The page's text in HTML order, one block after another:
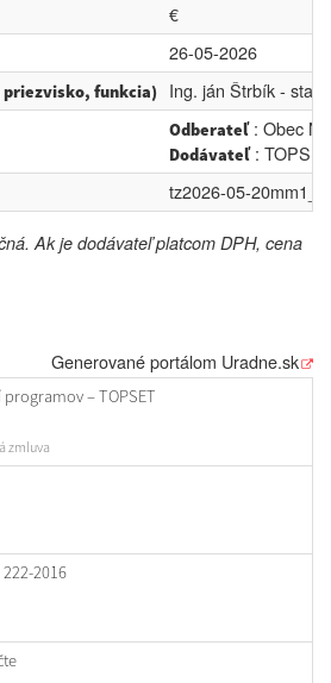
€
26-05-2026
priezvisko, funkcia) Ing. ján Štrbík -
Odberateľ: Obec
Dodávateľ:
tz2026-05-
Ak je dodávateľ platcom DPH, cena
Generované portálom Uradne.sk
– TOPSET
zmluva
2016